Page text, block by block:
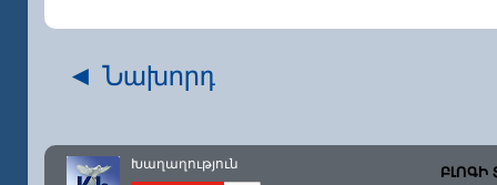
◄ Նախորդ
ԲԼՈԳԻ